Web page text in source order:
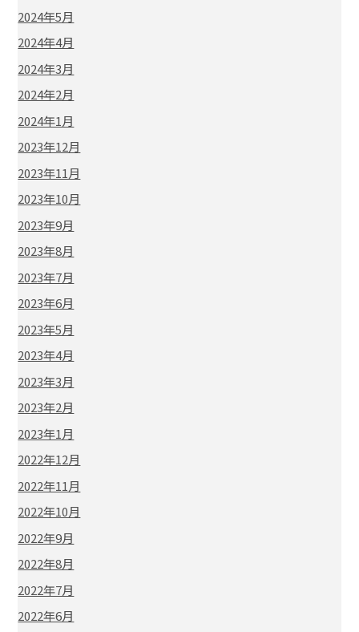
2024年5月
2024年4月
2024年3月
2024年2月
2024年1月
2023年12月
2023年11月
2023年10月
2023年9月
2023年8月
2023年7月
2023年6月
2023年5月
2023年4月
2023年3月
2023年2月
2023年1月
2022年12月
2022年11月
2022年10月
2022年9月
2022年8月
2022年7月
2022年6月